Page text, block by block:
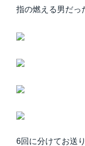
指の燃える男だっ
6回に分けてお送